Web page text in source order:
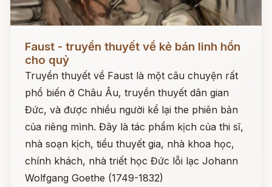
Faust - truyền thuyết về kẻ bán linh hồn
cho quỷ
Truyền thuyết về Faust là một câu chuyện rất
phổ biến ở Châu Âu, truyền thuyết dân gian
Đức, và được nhiều người kể lại the phiên bản
của riêng mình. Đây là tác phẩm kịch của thi sĩ,
nhà soạn kịch, tiểu thuyết gia, nhà khoa học,
chính khách, nhà triết học Đức lỗi lạc Johann
Wolfgang Goethe (1749-1832)